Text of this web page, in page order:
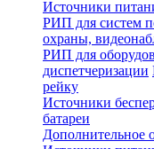
Источники
РИП для систем
охраны,
РИП для
диспетчеризации
рейку
Источники
батареи
Дополнительное